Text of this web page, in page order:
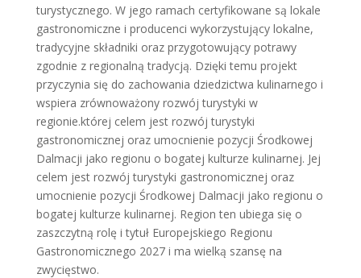
turystycznego. W jego ramach certyfikowane są lokale
gastronomiczne i producenci wykorzystujący lokalne,
tradycyjne składniki oraz przygotowujący potrawy
zgodnie z regionalną tradycją. Dzięki temu projekt
przyczynia się do zachowania dziedzictwa kulinarnego i
wspiera zrównoważony rozwój turystyki w
regionie.której celem jest rozwój turystyki
gastronomicznej oraz umocnienie pozycji Środkowej
Dalmacji jako regionu o bogatej kulturze kulinarnej. Jej
celem jest rozwój turystyki gastronomicznej oraz
umocnienie pozycji Środkowej Dalmacji jako regionu o
bogatej kulturze kulinarnej. Region ten ubiega się o
zaszczytną rolę i tytuł Europejskiego Regionu
Gastronomicznego 2027 i ma wielką szansę na
zwycięstwo.